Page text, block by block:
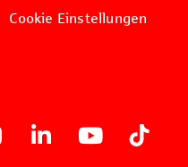
Cookie Einstellungen